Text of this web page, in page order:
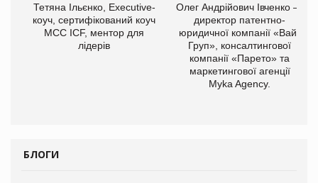
Тетяна Ільєнко, Executive-
коуч, сертифікований коуч
МСС ICF, ментор для
лідерів
Олег Андрійович Івченко —
директор патентно-
юридичної компанії «Вайз
Груп», консалтингової
компанії «Парето» та
маркетингової агенції
Myka Agency.
БЛОГИ